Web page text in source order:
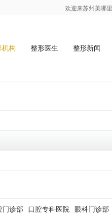
欢迎来苏州美哪里
机构 整形医生 整形新闻
门诊部 口腔专科医院 眼科门诊部